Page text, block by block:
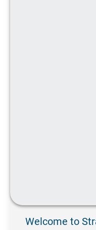
Welcome to